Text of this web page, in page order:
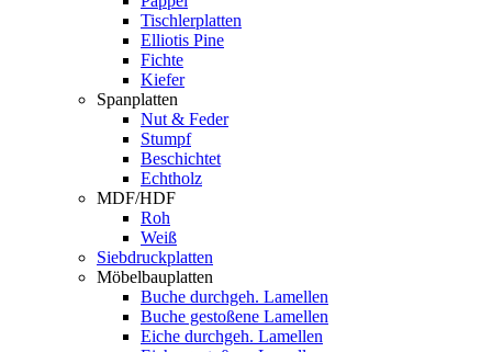
Tischlerplatten
Elliotis Pine
Fichte
Kiefer
Spanplatten
Nut & Feder
Stumpf
Beschichtet
Echtholz
MDF/HDF
Roh
Weiß
Siebdruckplatten
Möbelbauplatten
Buche durchgeh. Lamellen
Buche gestoßene Lamellen
Eiche durchgeh. Lamellen